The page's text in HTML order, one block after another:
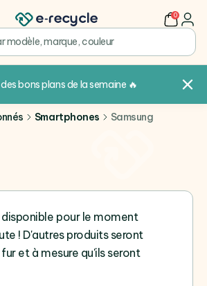
0 user
bons plans de la semaine 🔥
Smartphones Samsung
pour le moment
! D'autres produits seront
et à mesure qu'ils seront